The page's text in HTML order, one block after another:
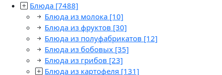
Блюда [7488]
Блюда из молока [10]
Блюда из фруктов [30]
Блюда из полуфабрикатов [12]
Блюда из бобовых [35]
Блюда из грибов [23]
Блюда из картофеля [131]